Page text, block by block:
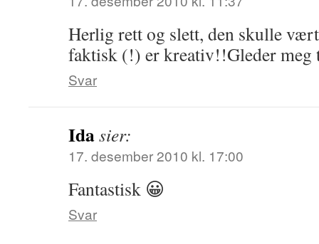
Herlig rett og slett, den skulle
faktisk (!) er kreativ!!Gleder meg
Svar
Idasier:
17. desember 2010 kl. 17:00
Fantastisk 😀
Svar